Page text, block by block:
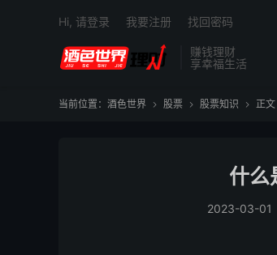
赚钱理财
享幸福生活
Hi, 请登录 我要注册 找回密码
当前位置： 酒色世界  股票  股票知识  正文
什么
2023-03-01